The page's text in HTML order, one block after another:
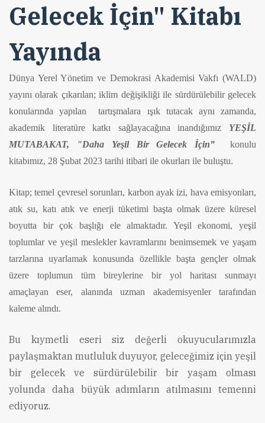
Gelecek İçin" Kitabı
Yayında
Dünya Yerel Yönetim ve Demokrasi Akademisi Vakfı (WALD)
yayını olarak çıkarılan; iklim değişikliği ile sürdürülebilir gelecek
konularında yapılan tartışmalara ışık tutacak aynı zamanda,
akademik literatüre katkı sağlayacağına inandığımız YEŞİL
MUTABAKAT, "Daha Yeşil Bir Gelecek İçin”
konulu
kitabımız, 28 Şubat 2023 tarihi itibari ile okurları ile buluştu.
Kitap; temel çevresel sorunları, karbon ayak izi, hava emisyonları,
atık su, katı atık ve enerji tüketimi başta olmak üzere küresel
boyutta bir çok başlığı ele almaktadır. Yeşil ekonomi, yeşil
toplumlar ve yeşil meslekler kavramlarını benimsemek ve yaşam
tarzlarına uyarlamak konusunda özellikle başta gençler olmak
üzere toplumun tüm bireylerine bir yol haritası sunmayı
amaçlayan eser, alanında uzman akademisyenler tarafından
kaleme alındı.
Bu kıymetli eseri siz değerli okuyucularımızla
paylaşmaktan mutluluk duyuyor, geleceğimiz için yeşil
bir gelecek ve sürdürülebilir bir yaşam olması
yolunda daha büyük adımların atılmasını temenni
ediyoruz.